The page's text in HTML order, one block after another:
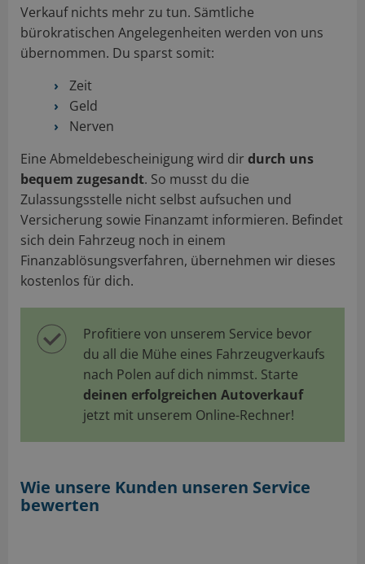
Verkauf nichts mehr zu tun. Sämtliche
bürokratischen Angelegenheiten werden von uns
übernommen. Du sparst somit:
Zeit
Geld
Nerven
Eine Abmeldebescheinigung wird dir durch uns
bequem zugesandt. So musst du die
Zulassungsstelle nicht selbst aufsuchen und
Versicherung sowie Finanzamt informieren. Befindet
sich dein Fahrzeug noch in einem
Finanzablösungsverfahren, übernehmen wir dieses
kostenlos für dich.
Profitiere von unserem Service bevor
du all die Mühe eines Fahrzeugverkaufs
nach Polen auf dich nimmst. Starte
deinen erfolgreichen Autoverkauf
jetzt mit unserem Online-Rechner!
Wie unsere Kunden unseren Service
bewerten